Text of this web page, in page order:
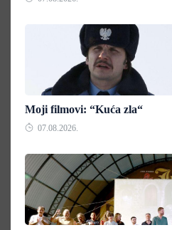
Moji filmovi: “Kuća zla“
07.08.2026.